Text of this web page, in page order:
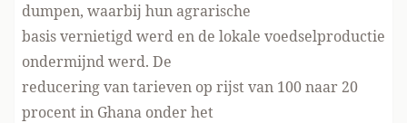
dumpen, waarbij hun agrarische
basis vernietigd werd en de lokale voedselproductie
ondermijnd werd. De
reducering van tarieven op rijst van 100 naar 20
procent in Ghana onder het